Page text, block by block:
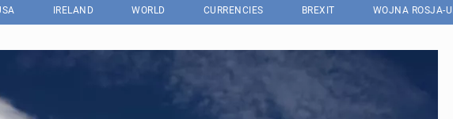
IRELAND WORLD CURRENCIES BREXIT WOJNA ROSJA-